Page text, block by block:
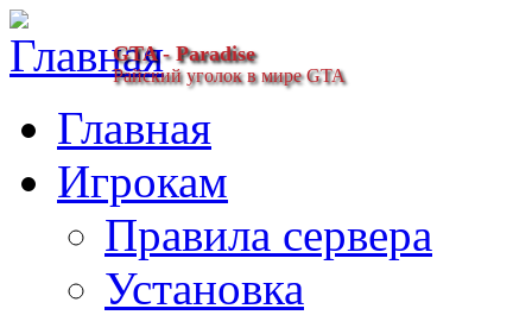
GTA - Paradise
Райский уголок в мире GTA
Главная
Игрокам
Правила сервера
Установка